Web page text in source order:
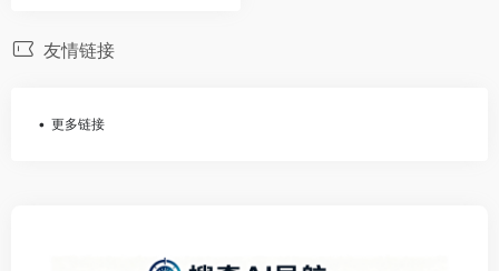
友情链接
更多链接